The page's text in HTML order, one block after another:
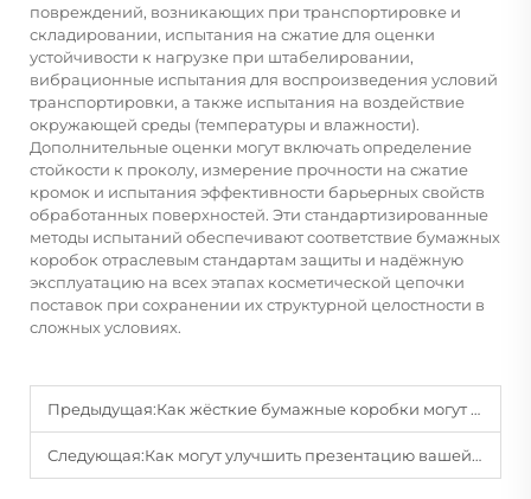
повреждений, возникающих при транспортировке и
складировании, испытания на сжатие для оценки
устойчивости к нагрузке при штабелировании,
вибрационные испытания для воспроизведения условий
транспортировки, а также испытания на воздействие
окружающей среды (температуры и влажности).
Дополнительные оценки могут включать определение
стойкости к проколу, измерение прочности на сжатие
кромок и испытания эффективности барьерных свойств
обработанных поверхностей. Эти стандартизированные
методы испытаний обеспечивают соответствие бумажных
коробок отраслевым стандартам защиты и надёжную
эксплуатацию на всех этапах косметической цепочки
поставок при сохранении их структурной целостности в
сложных условиях.
Предыдущая:Как жёсткие бумажные коробки могут повысить впечатление от распаковки премиальных товаров?
Следующая:Как могут улучшить презентацию вашей продукции индивидуальные бумажные коробки с вставками?